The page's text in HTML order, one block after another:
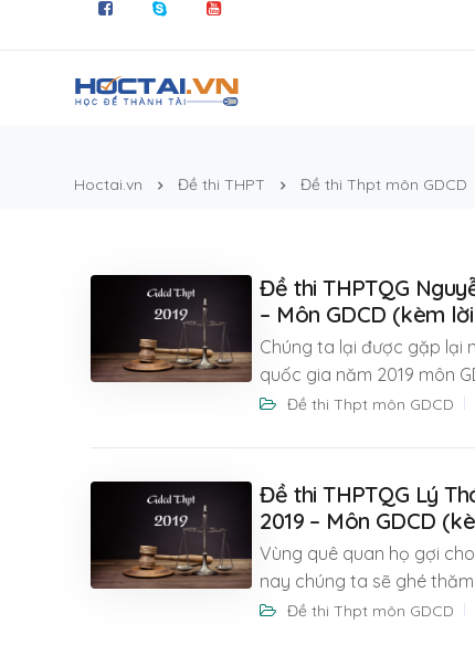
Hoctai.vn Đề thi THPT Đề thi Thpt môn GDCD
Đề thi THPTQG
– Môn GDCD (kèm
Chúng ta lại được gặp lại
quốc gia năm 2019 môn
Đề thi Thpt môn GDCD
Đề thi THPTQG Lý
2019 – Môn GDCD
Vùng quê quan họ gợi
nay chúng ta sẽ ghé
Đề thi Thpt môn GDCD